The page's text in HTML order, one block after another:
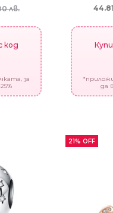
лв.
код
за
да
21% OFF